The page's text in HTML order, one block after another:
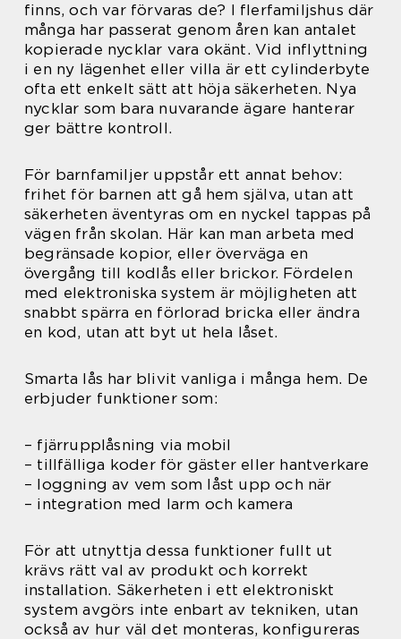
finns, och var förvaras de? I flerfamiljshus där
många har passerat genom åren kan antalet
kopierade nycklar vara okänt. Vid inflyttning
i en ny lägenhet eller villa är ett cylinderbyte
ofta ett enkelt sätt att höja säkerheten. Nya
nycklar som bara nuvarande ägare hanterar
ger bättre kontroll.
För barnfamiljer uppstår ett annat behov:
frihet för barnen att gå hem själva, utan att
säkerheten äventyras om en nyckel tappas på
vägen från skolan. Här kan man arbeta med
begränsade kopior, eller överväga en
övergång till kodlås eller brickor. Fördelen
med elektroniska system är möjligheten att
snabbt spärra en förlorad bricka eller ändra
en kod, utan att byt ut hela låset.
Smarta lås har blivit vanliga i många hem. De
erbjuder funktioner som:
– fjärrupplåsning via mobil
– tillfälliga koder för gäster eller hantverkare
– loggning av vem som låst upp och när
– integration med larm och kamera
För att utnyttja dessa funktioner fullt ut
krävs rätt val av produkt och korrekt
installation. Säkerheten i ett elektroniskt
system avgörs inte enbart av tekniken, utan
också av hur väl det monteras, konfigureras